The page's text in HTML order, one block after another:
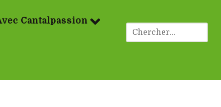
Cantalpassion